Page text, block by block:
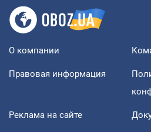
О компании
Правовая информация
Реклама на сайте